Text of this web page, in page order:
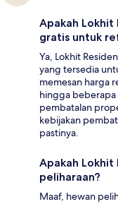
Apakah Lokhit
gratis untuk
Ya, Lokhit
yang tersedia
memesan harga
hingga
pembatalan
kebijakan
pastinya.
Apakah Lokhit
peliharaan?
Maaf, hewan